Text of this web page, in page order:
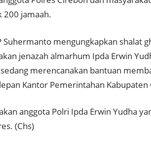
200 jamaah.
Suhermanto mengungkapkan shalat
jenazah almarhum Ipda Erwin
merencanakan bantuan
Kantor Pemerintahan Kabupaten
anggota Polri Ipda Erwin Yudha
(Chs)